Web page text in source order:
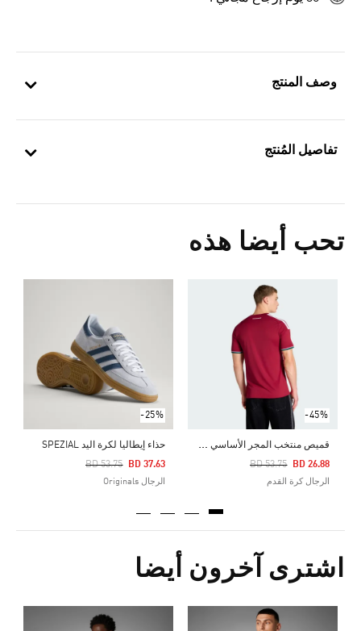
وصف المنتج
تفاصيل المُنتج
تحب أيضا هذه
-45%
ق
ميص منتخب المجر الأساسي لعام 2026
Price Reduced From
BD 53.75
To BD 26.88
الرجال كرة القدم
-25%
حذاء إيطاليا لكرة اليد SPEZIAL
Price Reduced From
BD 53.75
To BD 37.63
الرجال Originals
Price Reduced From
اشترى آخرون أيضا